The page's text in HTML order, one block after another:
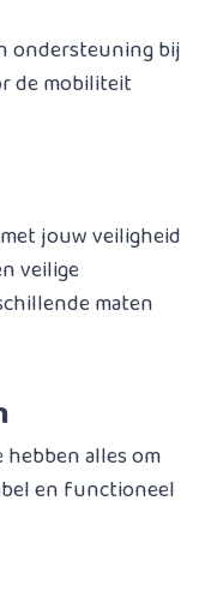
ondersteuning bij
de mobiliteit
jouw veiligheid
veilige
maten
alles om
en functioneel